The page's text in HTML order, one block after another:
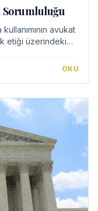
Sorumluluğu
avukat
etiği üzerindeki
OKU